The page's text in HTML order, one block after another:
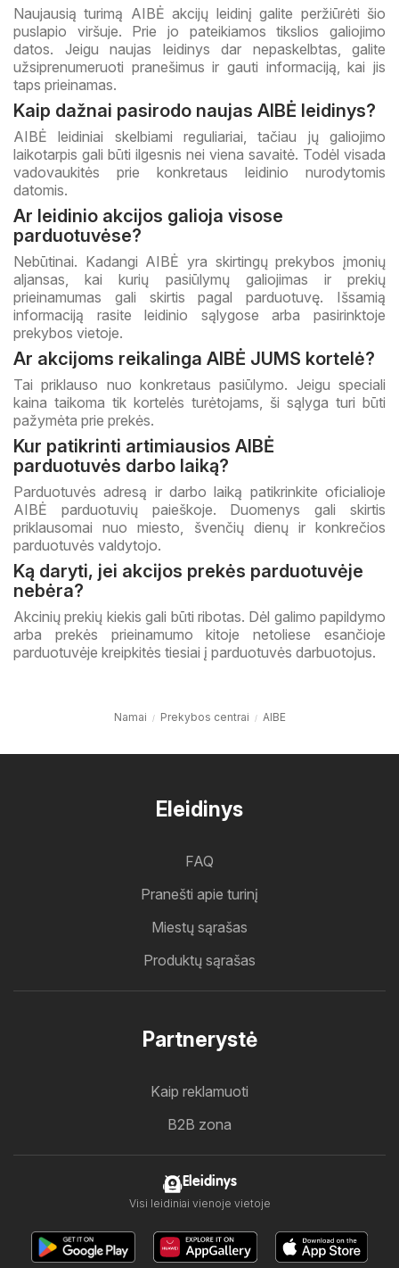
Naujausią turimą AIBĖ akcijų leidinį galite peržiūrėti šio
puslapio viršuje. Prie jo pateikiamos tikslios galiojimo
datos. Jeigu naujas leidinys dar nepaskelbtas, galite
užsiprenumeruoti pranešimus ir gauti informaciją, kai jis
taps prieinamas.
Kaip dažnai pasirodo naujas AIBĖ leidinys?
AIBĖ leidiniai skelbiami reguliariai, tačiau jų galiojimo
laikotarpis gali būti ilgesnis nei viena savaitė. Todėl visada
vadovaukitės prie konkretaus leidinio nurodytomis
datomis.
Ar leidinio akcijos galioja visose
parduotuvėse?
Nebūtinai. Kadangi AIBĖ yra skirtingų prekybos įmonių
aljansas, kai kurių pasiūlymų galiojimas ir prekių
prieinamumas gali skirtis pagal parduotuvę. Išsamią
informaciją rasite leidinio sąlygose arba pasirinktoje
prekybos vietoje.
Ar akcijoms reikalinga AIBĖ JUMS kortelė?
Tai priklauso nuo konkretaus pasiūlymo. Jeigu speciali
kaina taikoma tik kortelės turėtojams, ši sąlyga turi būti
pažymėta prie prekės.
Kur patikrinti artimiausios AIBĖ
parduotuvės darbo laiką?
Parduotuvės adresą ir darbo laiką patikrinkite oficialioje
AIBĖ parduotuvių paieškoje. Duomenys gali skirtis
priklausomai nuo miesto, švenčių dienų ir konkrečios
parduotuvės valdytojo.
Ką daryti, jei akcijos prekės parduotuvėje
nebėra?
Akcinių prekių kiekis gali būti ribotas. Dėl galimo papildymo
arba prekės prieinamumo kitoje netoliese esančioje
parduotuvėje kreipkitės tiesiai į parduotuvės darbuotojus.
Namai Prekybos centrai AIBE
Eleidinys
FAQ
Pranešti apie turinį
Miestų sąrašas
Produktų sąrašas
Partnerystė
Kaip reklamuoti
B2B zona
Eleidinys
Visi leidiniai vienoje vietoje